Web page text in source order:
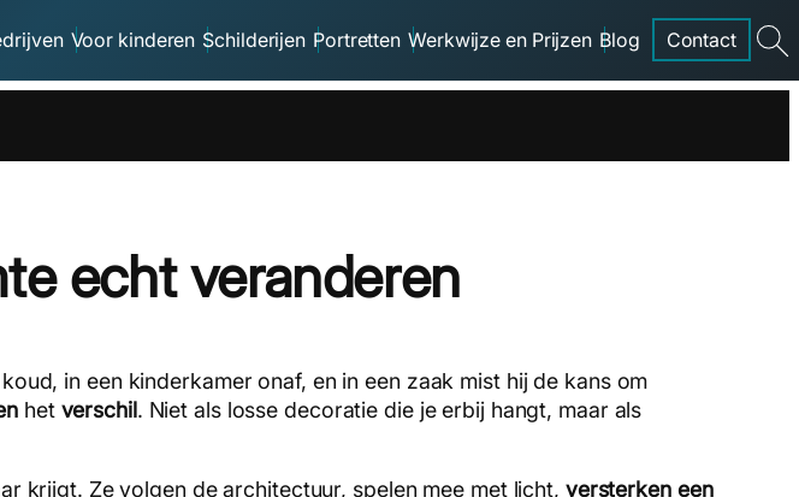
Voor kinderen Schilderijen Portretten Werkwijze en Prijzen Blog Contact
echt veranderen
in een kinderkamer onaf, en in een zaak mist hij de kans om
het verschil. Niet als losse decoratie die je erbij hangt, maar als
krijgt. Ze volgen de architectuur, spelen mee met licht, versterken een